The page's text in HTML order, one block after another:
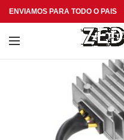
ENVIAMOS PARA TODO O PAIS